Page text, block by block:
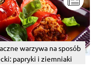
warzywa na sposób
papryki i ziemniaki